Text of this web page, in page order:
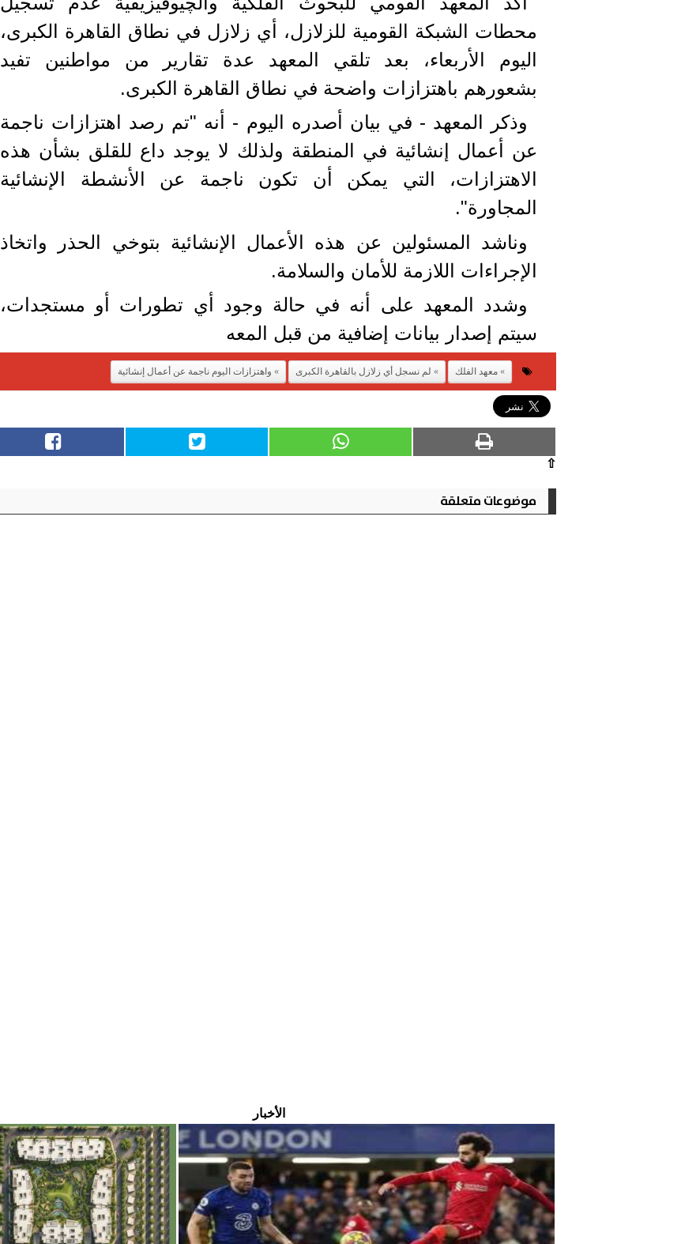
محطات الشبكة القومية للزلازل، أي زلازل في نطاق القاهرة الكبرى،
اليوم الأربعاء، بعد تلقي المعهد عدة تقارير من مواطنين تفيد
بشعورهم باهتزازات واضحة في نطاق القاهرة الكبرى.
وذكر المعهد - في بيان أصدره اليوم - أنه "تم رصد اهتزازات ناجمة
عن أعمال إنشائية في المنطقة ولذلك لا يوجد داع للقلق بشأن هذه
الاهتزازات، التي يمكن أن تكون ناجمة عن الأنشطة الإنشائية
المجاورة".
وناشد المسئولين عن هذه الأعمال الإنشائية بتوخي الحذر واتخاذ
الإجراءات اللازمة للأمان والسلامة.
وشدد المعهد على أنه في حالة وجود أي تطورات أو مستجدات،
سيتم إصدار بيانات إضافية من قبل المعه
معهد الفلك لم نسجل أي زلازل بالقاهرة الكبرى واهتزازات اليوم ناجمة عن أعمال إنشائية
⇧
موضوعات متعلقة
الأخبار